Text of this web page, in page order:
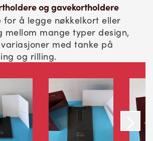
og gavekortholdere
for å legge nøkkelkort eller
mellom mange typer design,
med tanke på
og rilling.